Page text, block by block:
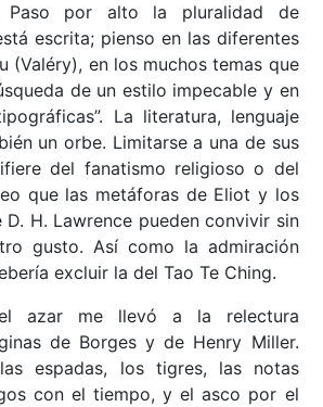
Paso por alto la pluralidad de
escrita; pienso en las diferentes
(Valéry), en los muchos temas que
de un estilo impecable y en
La literatura, lenguaje
un orbe. Limitarse a una de sus
del fanatismo religioso o del
que las metáforas de Eliot y los
D. H. Lawrence pueden convivir sin
gusto. Así como la admiración
excluir la del Tao Te Ching.
el azar me llevó a la relectura
de Borges y de Henry Miller.
espadas, los tigres, las notas
con el tiempo, y el asco por el